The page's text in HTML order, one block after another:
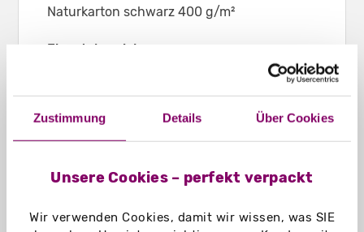
Zustimmung Details Über Cookies
Unsere Cookies – perfekt verpackt
Wir verwenden Cookies, damit wir wissen, was SIE
Naturkarton schwarz 400 g/m²
Einsatzbereich:
Broschüren, Unterlagen in DIN A3 bis ca. 20
mm Dicke